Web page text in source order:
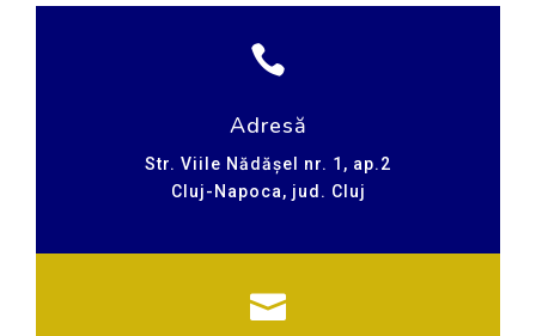

Adresă
Str. Viile Nădășel nr. 1, ap.2
Cluj-Napoca, jud. Cluj
